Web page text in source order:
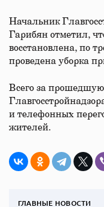
Начальник
Гарибян отметил,
восстановлена, по
проведена уборка
Всего за
и телефонных
жителей.
ГЛАВНЫЕ НОВОСТИ